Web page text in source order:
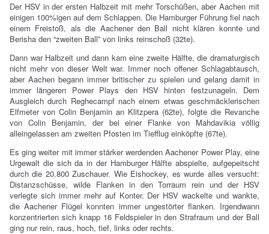
Der HSV in der ersten Halbzeit mit mehr Torschüßen, aber Aachen mit
einigen 100%igen auf dem Schlappen. Die Hamburger Führung fiel nach
einem Freistoß, als die Aachener den Ball nicht klären konnte und
Berisha den “zweiten Ball” von links reinschoß (32te).
Dann war Halbzeit und dann kam eine zweite Hälfte, die dramaturgisch
nicht mehr von dieser Welt war. Immer noch offener Schlagabtausch,
aber Aachen begann immer britischer zu spielen und gelang damit in
immer längeren Power Plays den HSV hinten festzunageln. Dem
Ausgleich durch Reghecampf nach einem etwas geschmäcklerischen
Elfmeter von Colin Benjamin an Klitzpera (62te), folgte die Revanche
von Colin Benjamin, der bei einer Flanke von Mahdavikia völlig
alleingelassen am zweiten Pfosten im Tiefflug einköpfte (67te).
Es ging weiter mit immer stärker werdenden Aachener Power Play, eine
Urgewalt die sich da in der Hamburger Hälfte abspielte, aufgepeitscht
durch die 20.800 Zuschauer. Wie Eishockey, es wurde alles versucht:
Distanzschüsse, wilde Flanken in den Torraum rein und der HSV
verlegte sich immer mehr auf Konter. Der HSV wackelte und wankte,
die Aachener Flügel konnten immer ungestörter flanken. Irgendwann
konzentrierten sich knapp 16 Feldspieler in den Strafraum und der Ball
ging nur rein, raus, hoch, tief, links oder rechts.